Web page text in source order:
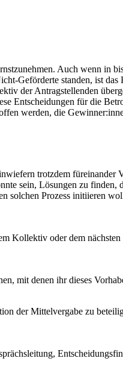
Auch wenn in
Geförderte standen, ist
der Antragstellenden
Entscheidungen für die
werden, die
trotzdem füreinander
sein, Lösungen zu finden,
solchen Prozess initiieren
Kollektiv oder dem
mit denen ihr dieses
der Mittelvergabe zu